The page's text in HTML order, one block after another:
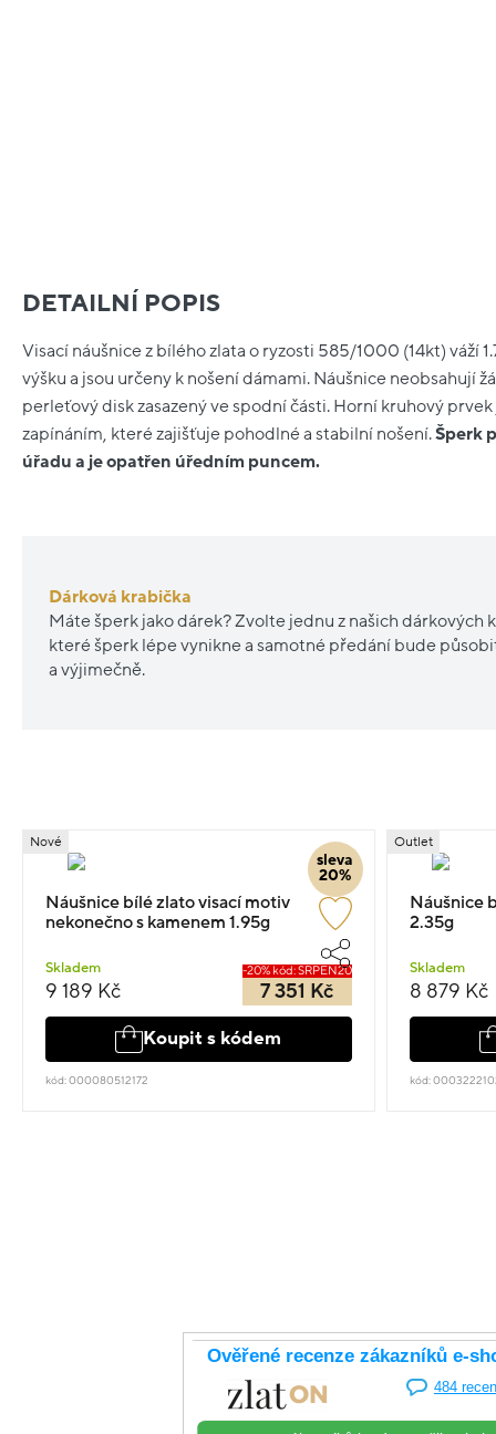
DETAILNÍ POPIS
Visací náušnice z bílého zlata o ryzosti 585/1000 (14kt) váží
výšku a jsou určeny k nošení dámami. Náušnice neobsahují
perleťový disk zasazený ve spodní části. Horní kruhový
zapínáním, které zajišťuje pohodlné a stabilní nošení.Šperk
úřadu a je opatřen úředním puncem.
Dárková krabička
Máte šperk jako dárek? Zvolte jednu z našich dárkových
které šperk lépe vynikne a samotné předání bude
a výjimečně.
sleva
20%
Nové
Náušnice bílé zlato visací motiv
nekonečno s kamenem 1.95g
Skladem
9 189 Kč
-20% kód: SRPEN20
7 351 Kč
Koupit s kódem
kód: 000080512172
Outlet
Náušnice
2.35g
Skladem
8 879 Kč
kód: